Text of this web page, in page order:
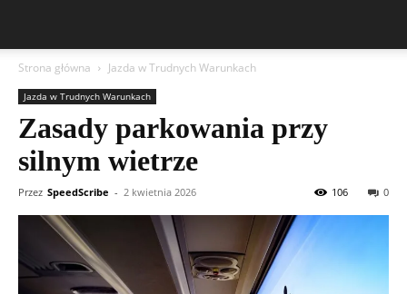
Strona główna Jazda w Trudnych Warunkach
Jazda w Trudnych Warunkach
Zasady parkowania przy
silnym wietrze
Przez SpeedScribe - 2 kwietnia 2026 0
106